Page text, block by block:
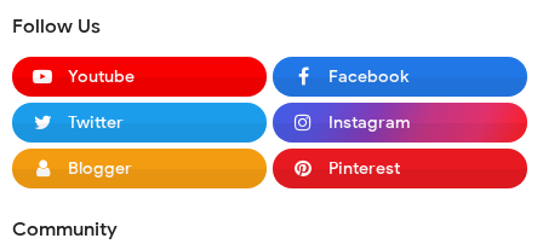
Follow Us
Youtube Facebook
Twitter Instagram
Blogger Pinterest
Community